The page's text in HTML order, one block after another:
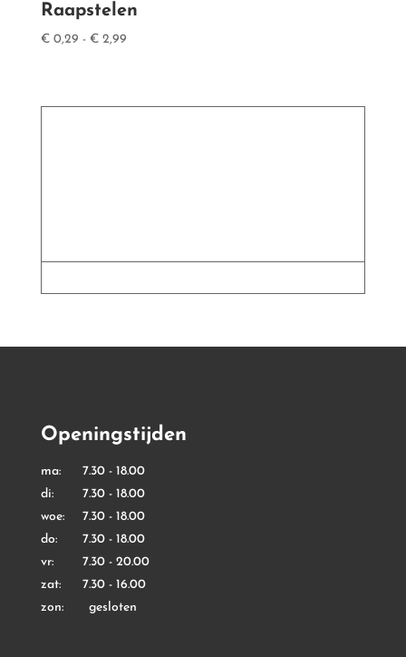
Raapstelen
€0,29 - €2,99Prijsklasse:
Openingstijden
ma: 7.30 - 18.00
di: 7.30 - 18.00
woe: 7.30 - 18.00
do: 7.30 - 18.00
vr: 7.30 - 20.00
zat: 7.30 - 16.00
zon: gesloten